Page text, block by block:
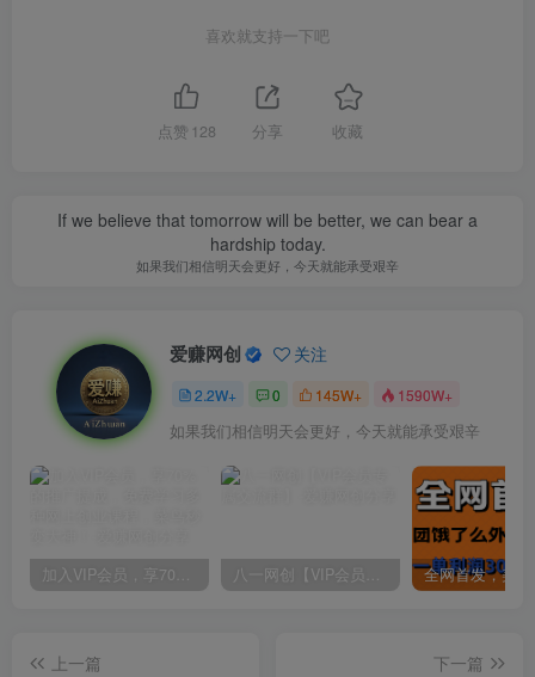
喜欢就支持一下吧
点赞 128 分享 收藏
If we believe that tomorrow will be better, we can bear a
hardship today.
如果我们相信明天会更好，今天就能承受艰辛
爱赚网创 关注
2.2W+ 0 145W+ 1590W+
如果我们相信明天会更好，今天就能承受艰辛
加入VIP会员，享70%的推广提成，免费学习多种网上创业课程，菜鸟秒变大神！ 八一网创【VIP会员专属交流群】
上一篇
下一篇